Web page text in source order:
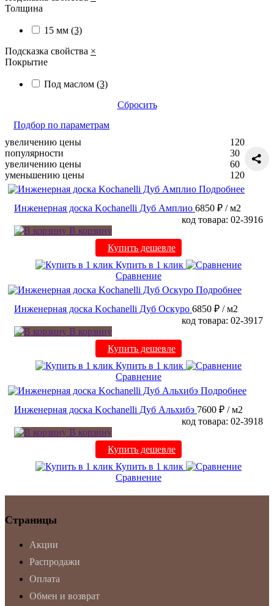
Толщина
15 мм (3)
Подсказка свойства ×
Покрытие
Под маслом (3)
Сбросить
Подбор по параметрам
увеличению цены
популярности
увеличению цены
уменьшению цены
120
30
60
120
Подробнее
Инженерная доска Kochanelli Дуб Амплио 6850 ₽ / м2
код товара: 02-3916
В корзину
Купить дешевле
Купить в 1 клик
Сравнение
Подробнее
Инженерная доска Kochanelli Дуб Оскуро 6850 ₽ / м2
код товара: 02-3917
В корзину
Купить дешевле
Купить в 1 клик
Сравнение
Подробнее
Инженерная доска Kochanelli Дуб Альхибэ 7600 ₽ / м2
код товара: 02-3918
В корзину
Купить дешевле
Купить в 1 клик
Сравнение
Страницы
Акции
Распродажи
Оплата
Обмен и возврат